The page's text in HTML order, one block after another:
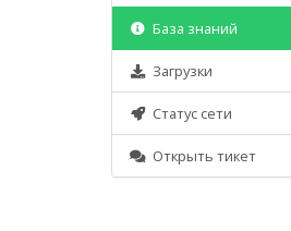
База знаний
Загрузки
Статус сети
Открыть тикет